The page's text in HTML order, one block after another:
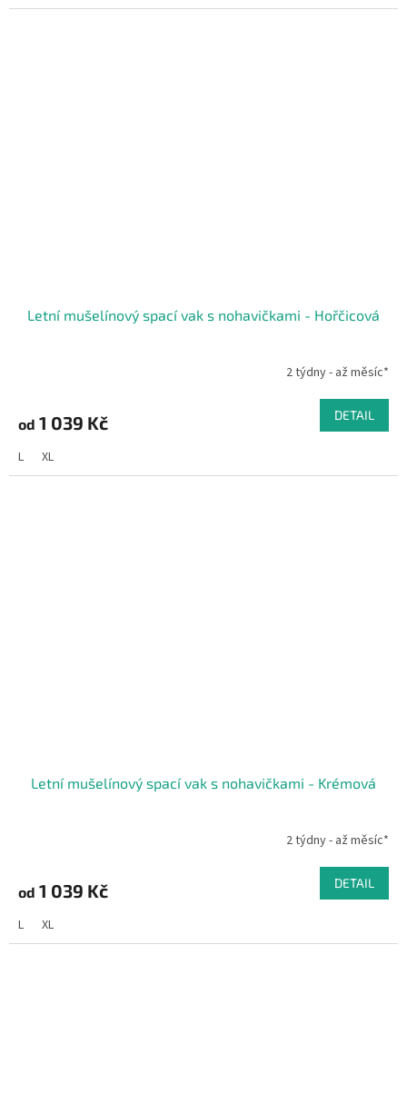
Letní mušelínový spací vak s nohavičkami - Hořčicová
2 týdny - až měsíc*
od 1 039 Kč DETAIL
L XL
Letní mušelínový spací vak s nohavičkami - Krémová
2 týdny - až měsíc*
od 1 039 Kč DETAIL
L XL